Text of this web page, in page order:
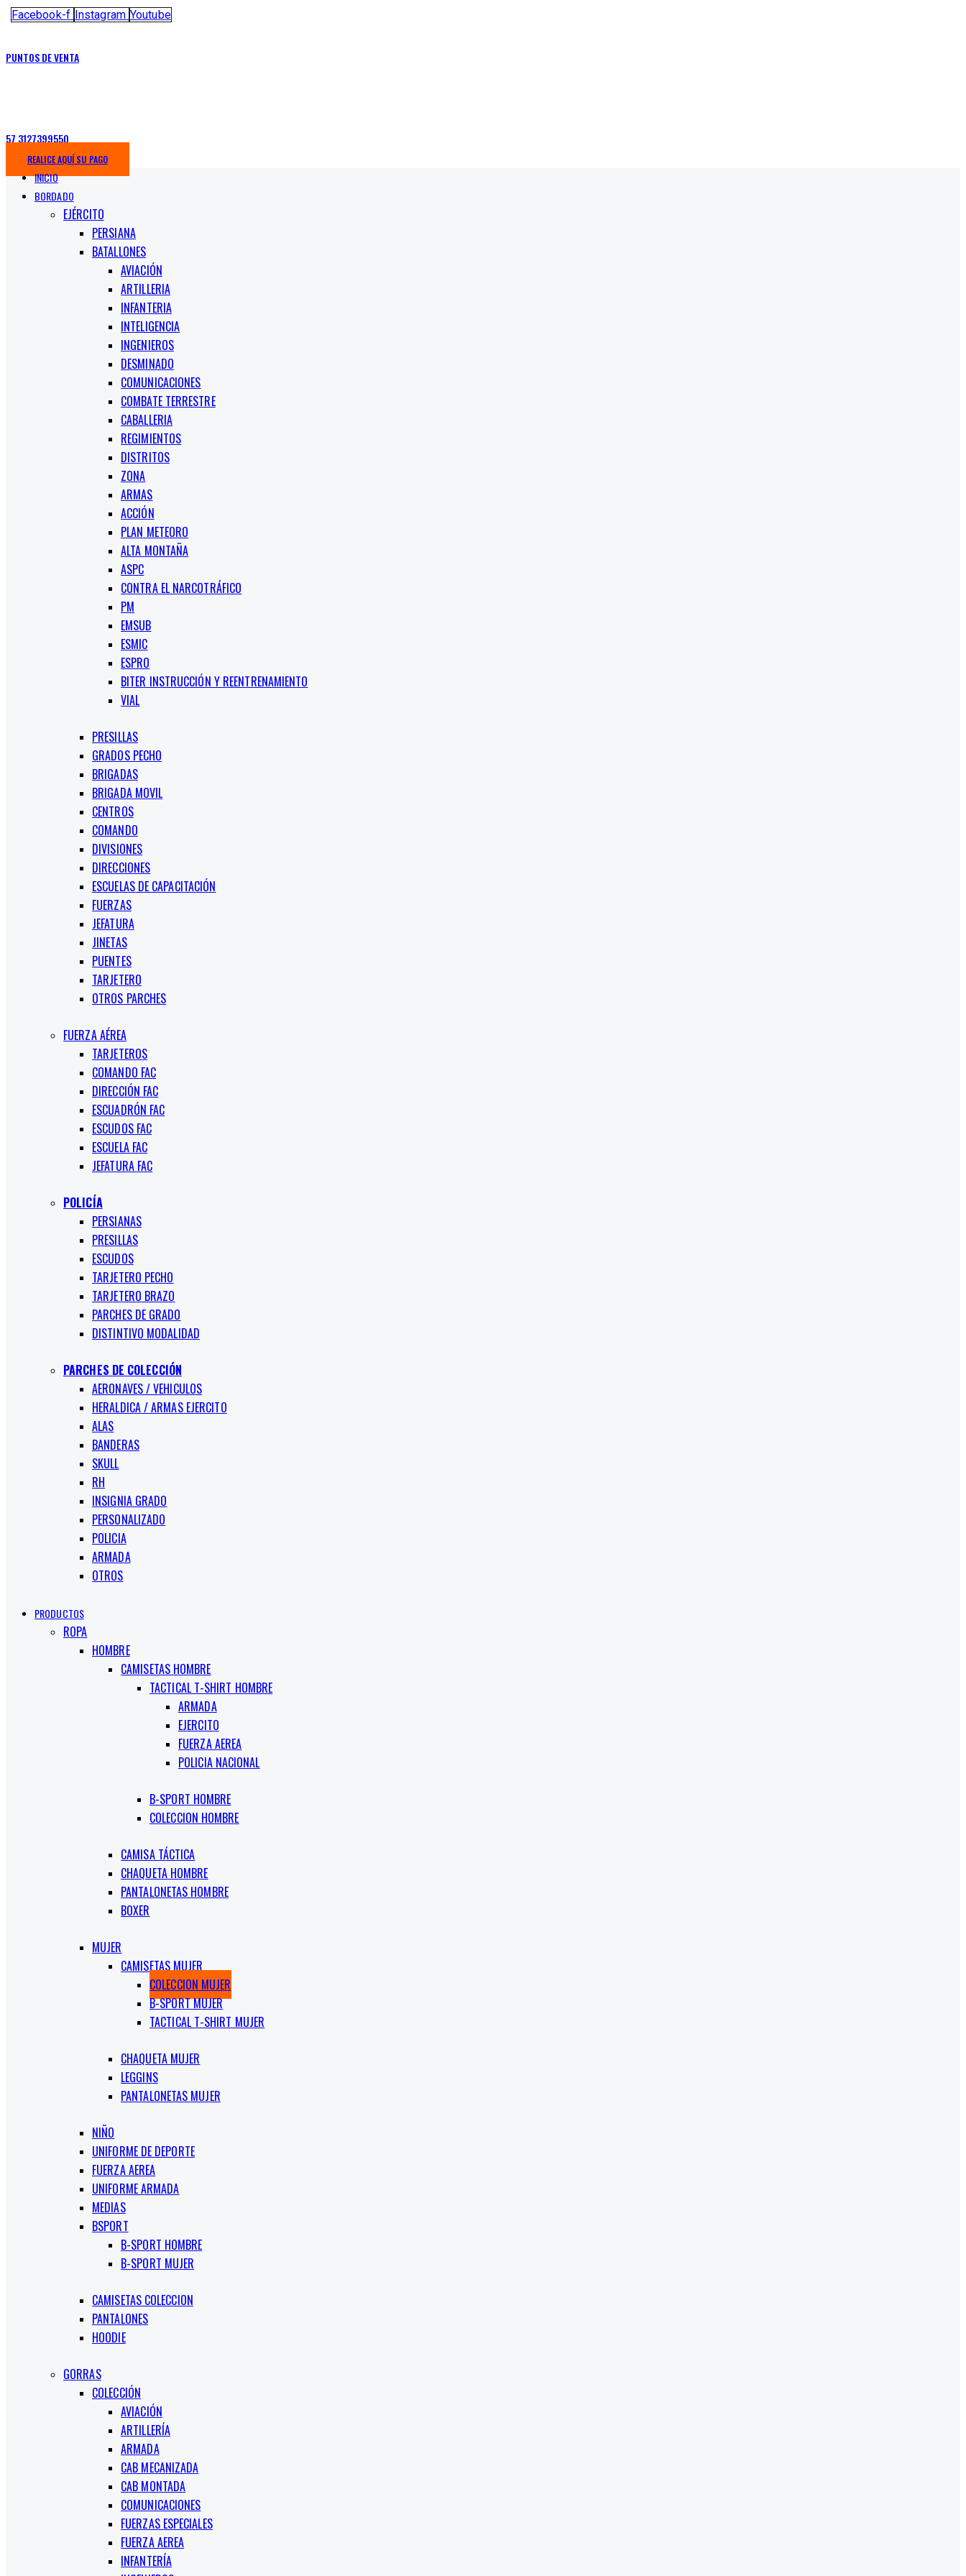
Facebook-f Instagram Youtube
PUNTOS DE VENTA
57 3127399550
REALICE AQUÍ SU PAGO
INICIO
BORDADO
EJÉRCITO
PERSIANA
BATALLONES
AVIACIÓN
ARTILLERIA
INFANTERIA
INTELIGENCIA
INGENIEROS
DESMINADO
COMUNICACIONES
COMBATE TERRESTRE
CABALLERIA
REGIMIENTOS
DISTRITOS
ZONA
ARMAS
ACCIÓN
PLAN METEORO
ALTA MONTAÑA
ASPC
CONTRA EL NARCOTRÁFICO
PM
EMSUB
ESMIC
ESPRO
BITER INSTRUCCIÓN Y REENTRENAMIENTO
VIAL
PRESILLAS
GRADOS PECHO
BRIGADAS
BRIGADA MOVIL
CENTROS
COMANDO
DIVISIONES
DIRECCIONES
ESCUELAS DE CAPACITACIÓN
FUERZAS
JEFATURA
JINETAS
PUENTES
TARJETERO
OTROS PARCHES
FUERZA AÉREA
TARJETEROS
COMANDO FAC
DIRECCIÓN FAC
ESCUADRÓN FAC
ESCUDOS FAC
ESCUELA FAC
JEFATURA FAC
POLICÍA
PERSIANAS
PRESILLAS
ESCUDOS
TARJETERO PECHO
TARJETERO BRAZO
PARCHES DE GRADO
DISTINTIVO MODALIDAD
PARCHES DE COLECCIÓN
AERONAVES / VEHICULOS
HERALDICA / ARMAS EJERCITO
ALAS
BANDERAS
SKULL
RH
INSIGNIA GRADO
PERSONALIZADO
POLICIA
ARMADA
OTROS
PRODUCTOS
ROPA
HOMBRE
CAMISETAS HOMBRE
TACTICAL T-SHIRT HOMBRE
ARMADA
EJERCITO
FUERZA AEREA
POLICIA NACIONAL
B-SPORT HOMBRE
COLECCION HOMBRE
CAMISA TÁCTICA
CHAQUETA HOMBRE
PANTALONETAS HOMBRE
BOXER
MUJER
CAMISETAS MUJER
COLECCION MUJER
B-SPORT MUJER
TACTICAL T-SHIRT MUJER
CHAQUETA MUJER
LEGGINS
PANTALONETAS MUJER
NIÑO
UNIFORME DE DEPORTE
FUERZA AEREA
UNIFORME ARMADA
MEDIAS
BSPORT
B-SPORT HOMBRE
B-SPORT MUJER
CAMISETAS COLECCION
PANTALONES
HOODIE
GORRAS
COLECCIÓN
AVIACIÓN
ARTILLERÍA
ARMADA
CAB MECANIZADA
CAB MONTADA
COMUNICACIONES
FUERZAS ESPECIALES
FUERZA AEREA
INFANTERÍA